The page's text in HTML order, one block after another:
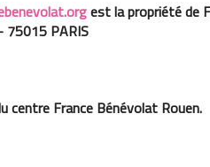
est la propriété de
75015 PARIS
France Bénévolat Rouen.